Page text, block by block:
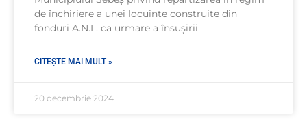
de închiriere a unei locuințe construite din
fonduri A.N.L. ca urmare a însușirii
CITEȘTE MAI MULT »
20 decembrie 2024